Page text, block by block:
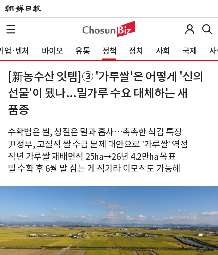
업·벤처 바이오 유통 정책 정치 사회 국제 사
[新농수산 잇템]③ '가루쌀'은 어떻게 '신의
선물'이 됐나...밀가루 수요 대체하는 새
품종
수확법은 쌀, 성질은 밀과 흡사…촉촉한 식감 특징
尹정부, 고질적 쌀 수급 문제 대안으로 '가루쌀' 역점
작년 가루쌀 재배면적 25㏊→26년 4.2만㏊ 목표
밀 수확 후 6월 말 심는 게 적기라 이모작도 가능해